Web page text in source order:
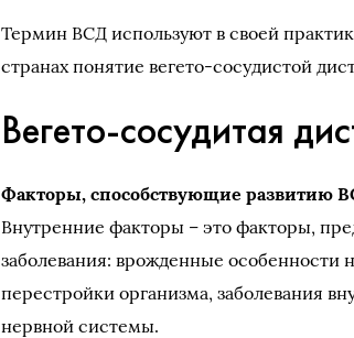
Термин ВСД используют в своей
странах понятие вегето-сосудистой
Вегето-сосудитая
Факторы, способствующие развитию
Внутренние факторы – это факторы,
заболевания: врожденные
перестройки организма, заболевания
нервной системы.